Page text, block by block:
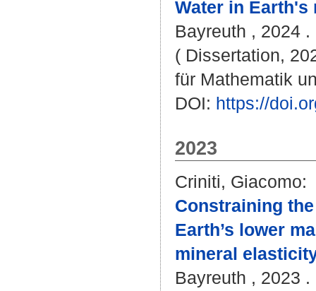
Water in Earth's
Bayreuth , 2024 .
( Dissertation,
für Mathematik
DOI: https://
2023
Criniti, Giacomo:
Constraining
Earth’s lower
mineral
Bayreuth , 2023